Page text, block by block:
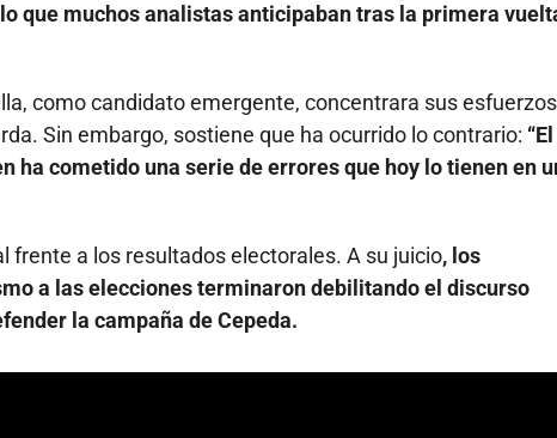
que muchos analistas anticipaban tras la primera
como candidato emergente, concentrara sus
Sin embargo, sostiene que ha ocurrido lo contrario: “El
ha cometido una serie de errores que hoy lo tienen en
frente a los resultados electorales. A su juicio, los
a las elecciones terminaron debilitando el discurso
la campaña de Cepeda.